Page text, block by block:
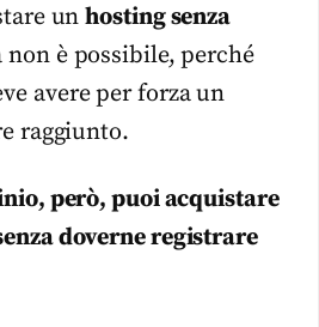
unhosting senza
non è possibile, perché
avere per forza un
raggiunto.
però, puoi acquistare
doverne registrare